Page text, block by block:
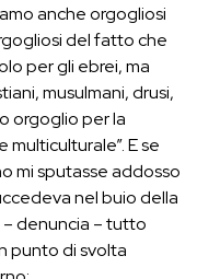
anche orgogliosi
del fatto che
per gli ebrei, ma
musulmani, drusi,
orgoglio per la
E se
mi sputasse addosso
nel buio della
denuncia – tutto
punto di svolta